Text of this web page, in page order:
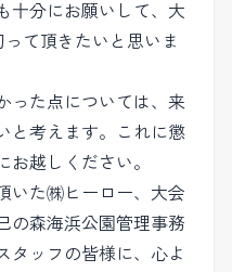
十分にお願いして、大
て頂きたいと思いま
った点については、来
と考えます。これに懲
お越しください。
いた㈱ヒーロー、大会
の森海浜公園管理事務
タッフの皆様に、心よ